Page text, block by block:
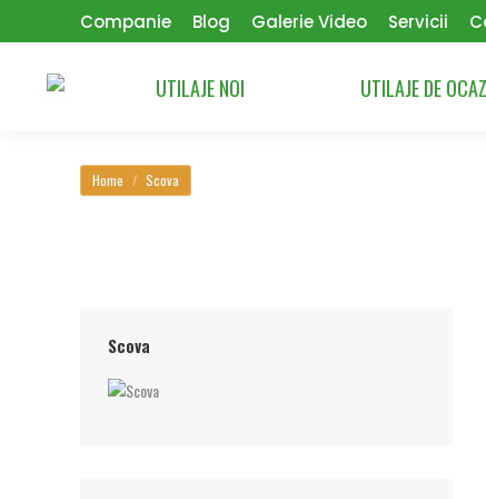
Companie Blog Galerie Video Servicii
UTILAJE NOI UTILAJE DE
You are here:
Home Scova
Scova